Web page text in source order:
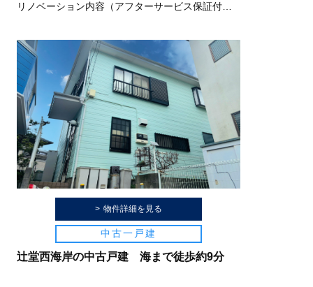
リノベーション内容（アフターサービス保証付
■玄関タイル張替
■クロス・フロアタイル・フローリング張替
■ユニットバス交換
■洗面化粧台交換
■キッチン交換（タッチレス水栓、食洗機付き）
■トイレ交換 等々
セブンイレブンまで約100ｍ
西友辻堂店まで約150ｍ
クリエイトSDまで約600ｍ
辻堂海浜公園まで約290ｍ
物件詳細を見る
中古一戸建
辻堂西海岸の中古戸建 海まで徒歩約9分